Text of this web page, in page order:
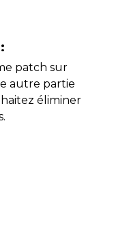
patch sur
autre partie
éliminer